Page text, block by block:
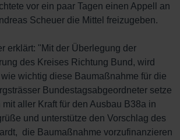
vor ein paar Tagen einen Appell an
Scheuer die Mittel freizugeben.
erklärt: "Mit der Überlegung der
des Kreises Richtung Bund, wird
wichtig diese Baumaßnahme für die
Bundestagsabgeordneter setze
aller Kraft für den Ausbau B38a in
und unterstütze den Vorschlag des
die Baumaßnahme vorzufinanzieren